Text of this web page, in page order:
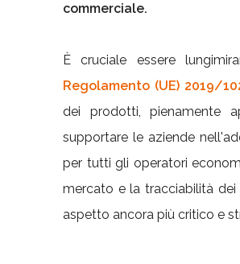
commerciale.
È cruciale essere
Regolamento (UE) 2019/
dei prodotti, pienamente
supportare le aziende
per tutti gli operatori
mercato e la tracciabilità
aspetto ancora più critico e